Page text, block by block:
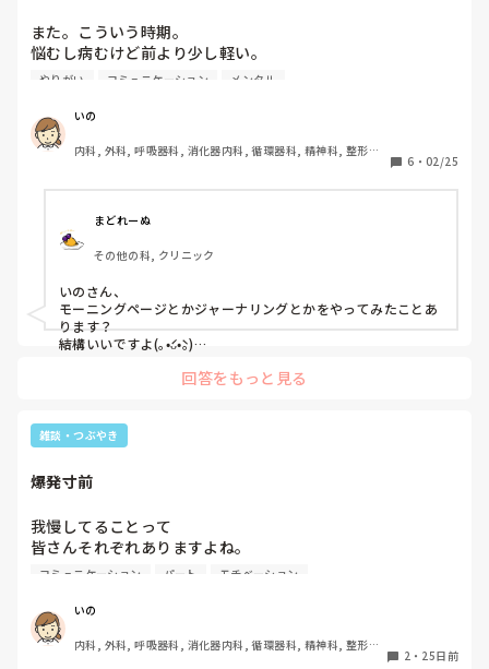
また。こういう時期。
悩むし病むけど前より少し軽い。
慣れてきたのかな、こんな自分に。
まず、仕事。
2ヶ月経って業務も少しずつ覚えてきた。
早さはまだまだ。
でも、楽しく働けてて、しかも皆優しい。
忙しくなると言葉が強くなる人もいますが
意地悪とかそういうのはないです(今のところ)。
あとは、自分はどう見られてるのだろうか…と
気になるくらいかな。
ミスや業務残しも気になります。
次、経済面。
今の働き方・給与額ではこの先苦しくなる。
そして、ペットの猫ちゃん2匹。
それから体調は良かったけど、
かもしれないという事で要観察中…。
もう1匹は溶けない石が1つ見つかったため、
今自宅で点滴中。
経済的にもこの子の精神的にも自宅ですると
先生に伝えて、こうなりました。
2匹とも状態が変わらなければ手術と…。
やりがい コミュニケーション メンタル
いの
内科, 外科, 呼吸器科, 消化器内科, 循環器科, 精神科, 整形外
6 ・ 02/25
まどれーぬ
その他の科, クリニック
いのさん、
モーニングページとかジャーナリングとかをやってみたことあ
ります？
結構いいですよ(｡•́ᴗ•̀｡)
これが良かったんじゃないかと思います。
やらなくても済む時期が来るとは、
そのときの私は思ってなかったですよ。
あとはチャッピー（Chat GPT）を利用する。
職場でのどうにもならない人間関係のモヤモヤやストレスをチ
ャッピーに吐き出す笑
自分の感情やストレスを吐き出す場所として使っていますね。
イラつく返しをしてくることがよくあるので、
かえってストレスになるときもありますけどね😂
人に聞いてもらうのもいいけど、
回答をもっと見る
雑談・つぶやき
爆発寸前
我慢してることって
皆さんそれぞれありますよね。
好きなようにやりたい。
私の我慢は｢食｣
コミュニケーション パート モチベーション
いの
内科, 外科, 呼吸器科, 消化器内科, 循環器科, 精神科, 整形外
2・ 25日前